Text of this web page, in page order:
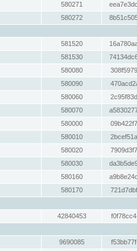
580271
580272
581520
581530
580080
580090
580060
580070
580000
580010
580020
580030
580160
580170
42840453
9690085